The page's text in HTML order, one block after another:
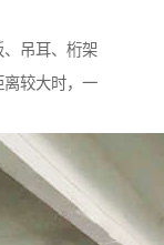
吊耳、桁架
较大时，一